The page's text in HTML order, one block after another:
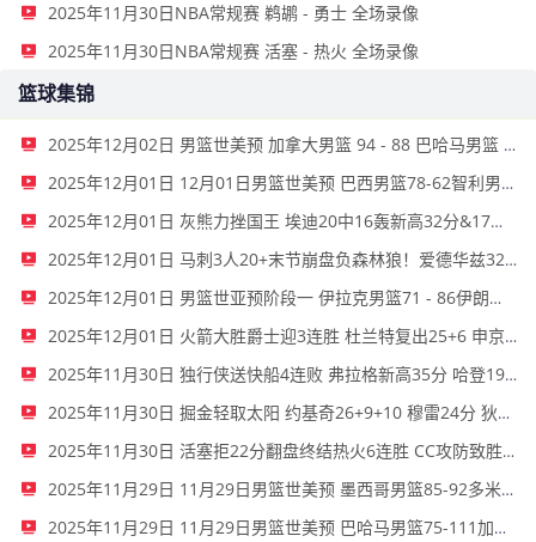
2025年11月30日NBA常规赛 鹈鹕 - 勇士 全场录像
2025年11月30日NBA常规赛 活塞 - 热火 全场录像
篮球集锦
2025年12月02日 男篮世美预 加拿大男篮 94 - 88 巴哈马男篮 全场集锦
2025年12月01日 12月01日男篮世美预 巴西男篮78-62智利男篮 全场集锦
2025年12月01日 灰熊力挫国王 埃迪20中16轰新高32分&17板5帽 德罗赞23分
2025年12月01日 马刺3人20+末节崩盘负森林狼！爱德华兹32+6 兰德尔22+6+12
2025年12月01日 男篮世亚预阶段一 伊拉克男篮71 - 86伊朗男篮 全场集锦
2025年12月01日 火箭大胜爵士迎3连胜 杜兰特复出25+6 申京27+5 马尔卡宁18+8
2025年11月30日 独行侠送快船4连败 弗拉格新高35分 哈登19罚7失误 克莱23分
2025年11月30日 掘金轻取太阳 约基奇26+9+10 穆雷24分 狄龙27分
2025年11月30日 活塞拒22分翻盘终结热火6连胜 CC攻防致胜&29+8 维金斯31+6
2025年11月29日 11月29日男篮世美预 墨西哥男篮85-92多米尼加男篮 全场集锦
2025年11月29日 11月29日男篮世美预 巴哈马男篮75-111加拿大男篮 全场集锦